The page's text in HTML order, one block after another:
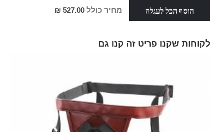
הוסף הכל לעגלה מחיר כולל 527.00 ₪
לקוחות שקנו פריט זה קנו גם